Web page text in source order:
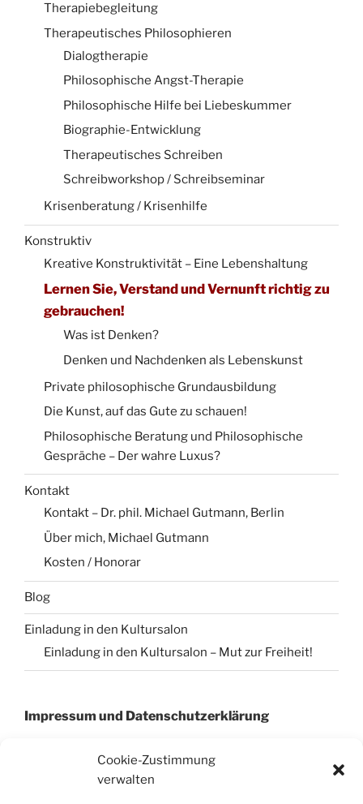
Cookie-Zustimmung
verwalten
Therapiebegleitung
Therapeutisches Philosophieren
Dialogtherapie
Philosophische Angst-Therapie
Philosophische Hilfe bei Liebeskummer
Biographie-Entwicklung
Therapeutisches Schreiben
Schreibworkshop / Schreibseminar
Krisenberatung / Krisenhilfe
Konstruktiv
Kreative Konstruktivität – Eine Lebenshaltung
Lernen Sie, Verstand und Vernunft richtig zu
gebrauchen!
Was ist Denken?
Denken und Nachdenken als Lebenskunst
Private philosophische Grundausbildung
Die Kunst, auf das Gute zu schauen!
Philosophische Beratung und Philosophische
Gespräche – Der wahre Luxus?
Kontakt
Kontakt – Dr. phil. Michael Gutmann, Berlin
Über mich, Michael Gutmann
Kosten / Honorar
Blog
Einladung in den Kultursalon
Einladung in den Kultursalon – Mut zur Freiheit!
Impressum und Datenschutzerklärung